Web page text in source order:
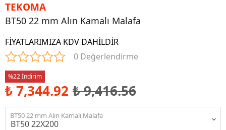
TEKOMA
BT50 22 mm Alın Kamalı Malafa
FİYATLARIMIZA KDV DAHİLDİR
0 Değerlendirme
%22 İndirim
₺ 7,344.92 ₺ 9,416.56
BT50 22 mm Alın Kamalı Malafa